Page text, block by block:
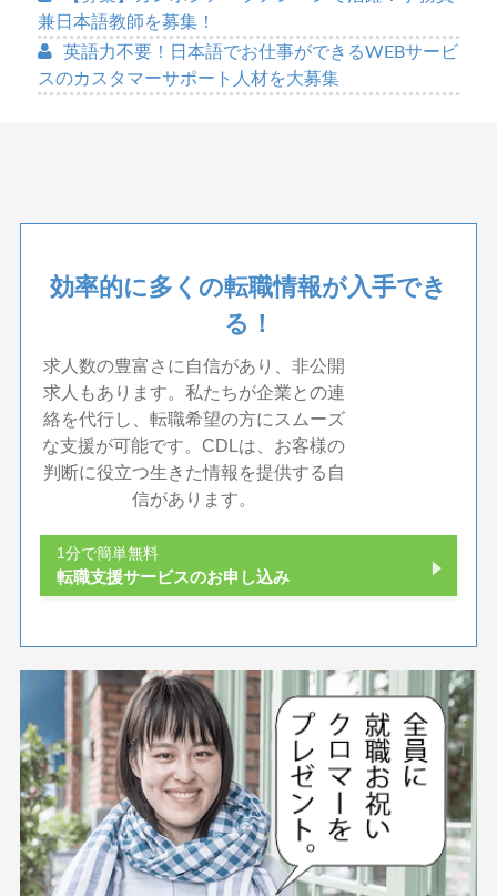
兼日本語教師を募集！
英語力不要！日本語でお仕事ができるWEBサービ
スのカスタマーサポート人材を大募集
効率的に多くの転職情報が入手でき
る！
求人数の豊富さに自信があり、非公開
求人もあります。私たちが企業との連
絡を代行し、転職希望の方にスムーズ
な支援が可能です。CDLは、お客様の
判断に役立つ生きた情報を提供する自
信があります。
1分で簡単無料
転職支援サービスのお申し込み